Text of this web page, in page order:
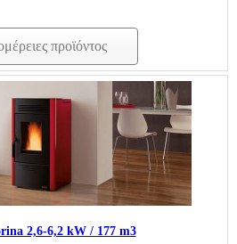
προϊόντος
2,6-6,2 kW / 177 m3